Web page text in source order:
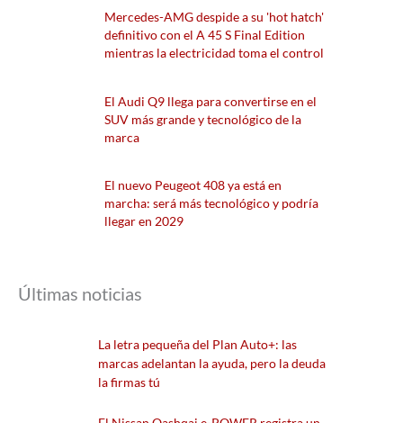
Mercedes-AMG despide a su 'hot hatch'
definitivo con el A 45 S Final Edition
mientras la electricidad toma el control
El Audi Q9 llega para convertirse en el
SUV más grande y tecnológico de la
marca
El nuevo Peugeot 408 ya está en
marcha: será más tecnológico y podría
llegar en 2029
Últimas noticias
La letra pequeña del Plan Auto+: las
marcas adelantan la ayuda, pero la deuda
la firmas tú